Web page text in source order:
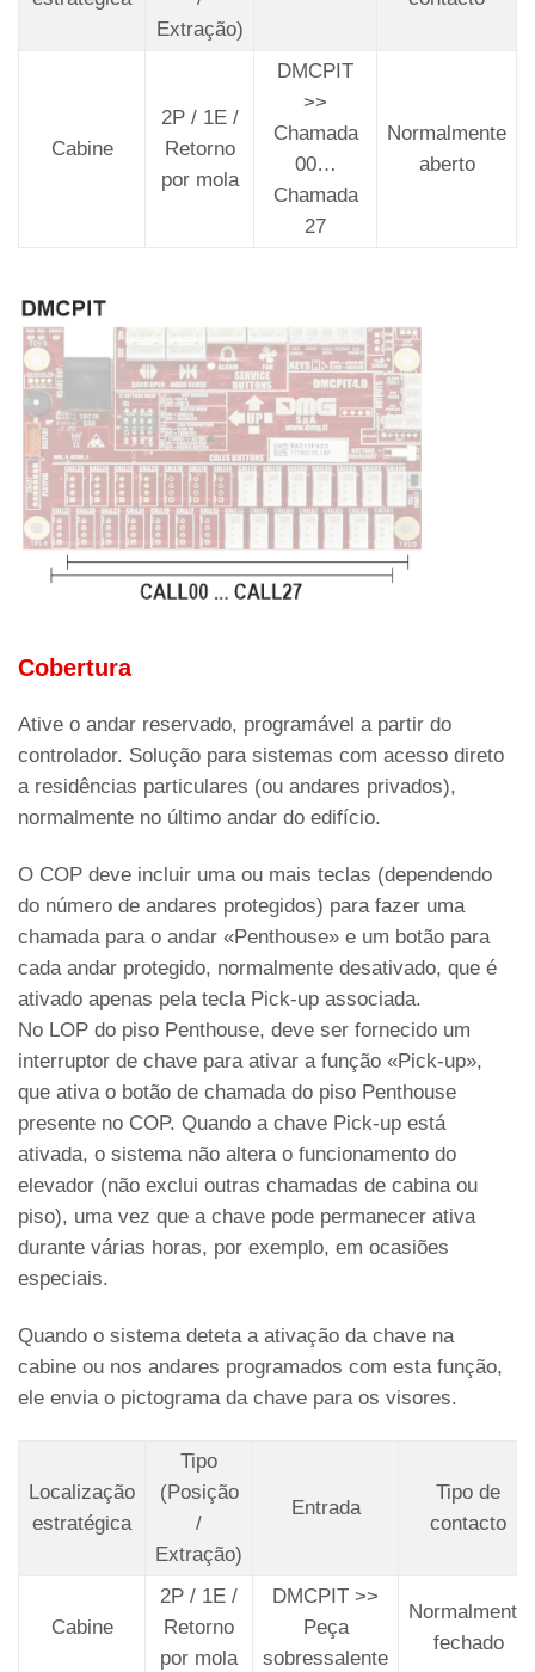
Extração)
Cabine
2P / 1E /
Retorno
por mola
DMCPIT
>>
Chamada
00…
Chamada
27
Normalmente
aberto
Cobertura
Ative o andar reservado, programável a partir do
controlador. Solução para sistemas com acesso direto
a residências particulares (ou andares privados),
normalmente no último andar do edifício.
O COP deve incluir uma ou mais teclas (dependendo
do número de andares protegidos) para fazer uma
chamada para o andar «Penthouse» e um botão para
cada andar protegido, normalmente desativado, que é
ativado apenas pela tecla Pick-up associada.
No LOP do piso Penthouse, deve ser fornecido um
interruptor de chave para ativar a função «Pick-up»,
que ativa o botão de chamada do piso Penthouse
presente no COP. Quando a chave Pick-up está
ativada, o sistema não altera o funcionamento do
elevador (não exclui outras chamadas de cabina ou
piso), uma vez que a chave pode permanecer ativa
durante várias horas, por exemplo, em ocasiões
especiais.
Quando o sistema deteta a ativação da chave na
cabine ou nos andares programados com esta função,
ele envia o pictograma da chave para os visores.
Localização
estratégica
Tipo
(Posição
/
Extração)
Entrada
Tipo de
contacto
Cabine
2P / 1E /
Retorno
por mola
DMCPIT >>
Peça
sobressalente
Normalmente
fechado